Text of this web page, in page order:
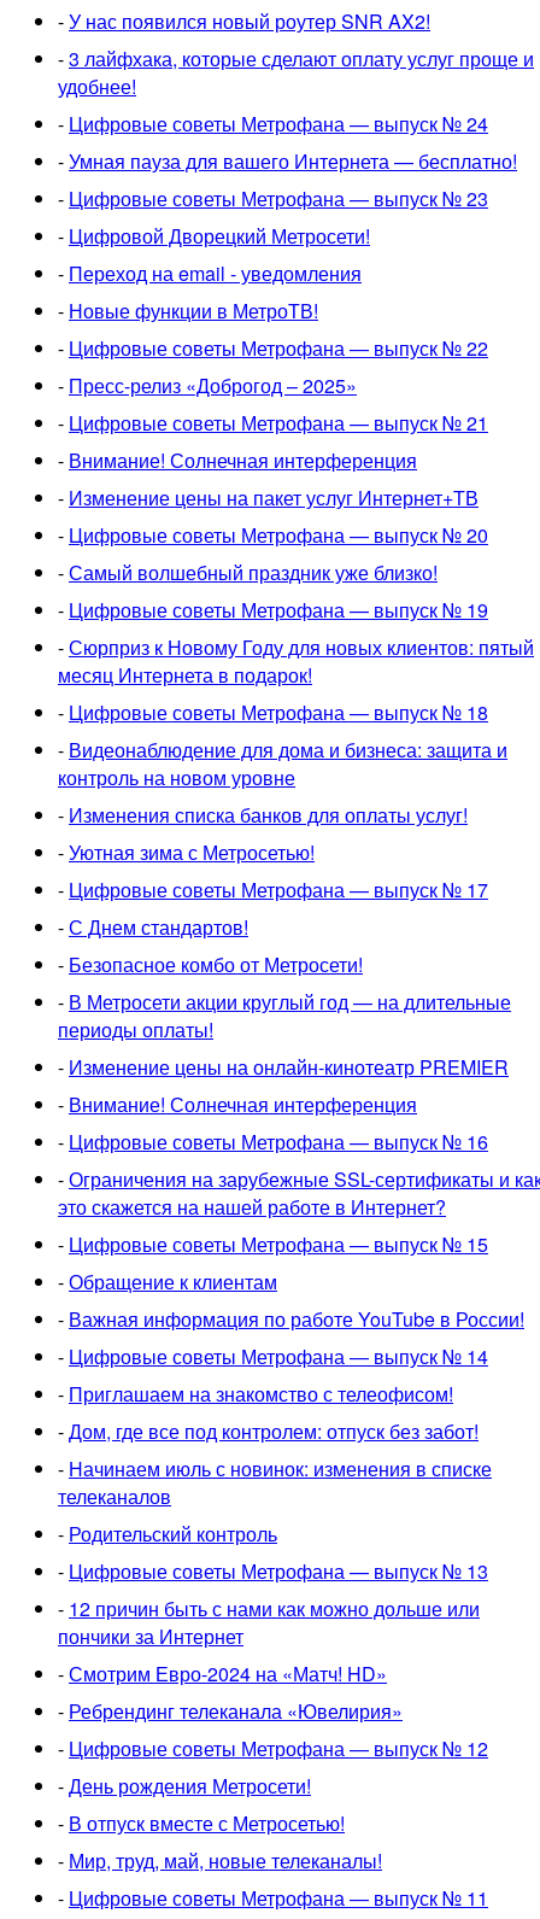
-У нас появился новый роутер SNR AX2!
-3 лайфхака, которые сделают оплату услуг проще и
удобнее!
- Цифровые советы Метрофана — выпуск № 24
-Умная пауза для вашего Интернета — бесплатно!
- Цифровые советы Метрофана — выпуск № 23
- Цифровой Дворецкий Метросети!
- Переход на email - уведомления
- Новые функции в МетроТВ!
- Цифровые советы Метрофана — выпуск № 22
- Пресс-релиз «Доброгод – 2025»
- Цифровые советы Метрофана — выпуск № 21
- Внимание! Солнечная интерференция
- Изменение цены на пакет услуг Интернет+ТВ
- Цифровые советы Метрофана — выпуск № 20
-Самый волшебный праздник уже близко!
- Цифровые советы Метрофана — выпуск № 19
-Сюрприз к Новому Году для новых клиентов: пятый
месяц Интернета в подарок!
- Цифровые советы Метрофана — выпуск № 18
- Видеонаблюдение для дома и бизнеса: защита и
контроль на новом уровне
- Изменения списка банков для оплаты услуг!
-Уютная зима с Метросетью!
- Цифровые советы Метрофана — выпуск № 17
-С Днем стандартов!
- Безопасное комбо от Метросети!
- В Метросети акции круглый год — на длительные
периоды оплаты!
- Изменение цены на онлайн-кинотеатр PREMIER
- Внимание! Солнечная интерференция
- Цифровые советы Метрофана — выпуск № 16
-Ограничения на зарубежные SSL-сертификаты и
это скажется на нашей работе в Интернет?
- Цифровые советы Метрофана — выпуск № 15
-Обращение к клиентам
- Важная информация по работе YouTube в России!
- Цифровые советы Метрофана — выпуск № 14
- Приглашаем на знакомство с телеофисом!
-Дом, где все под контролем: отпуск без забот!
- Начинаем июль с новинок: изменения в списке
телеканалов
- Родительский контроль
- Цифровые советы Метрофана — выпуск № 13
- 12 причин быть с нами как можно дольше или
пончики за Интернет
-Смотрим Евро-2024 на «Матч! HD»‎
- Ребрендинг телеканала «Ювелирия»
- Цифровые советы Метрофана — выпуск № 12
-День рождения Метросети!
- В отпуск вместе с Метросетью!
- Мир, труд, май, новые телеканалы!
- Цифровые советы Метрофана — выпуск № 11